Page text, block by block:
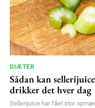
Orci varius natoque
YEARLY PRICING
DIÆTER
Sådan kan
drikker det hver dag
Sellerijuice har fået stor